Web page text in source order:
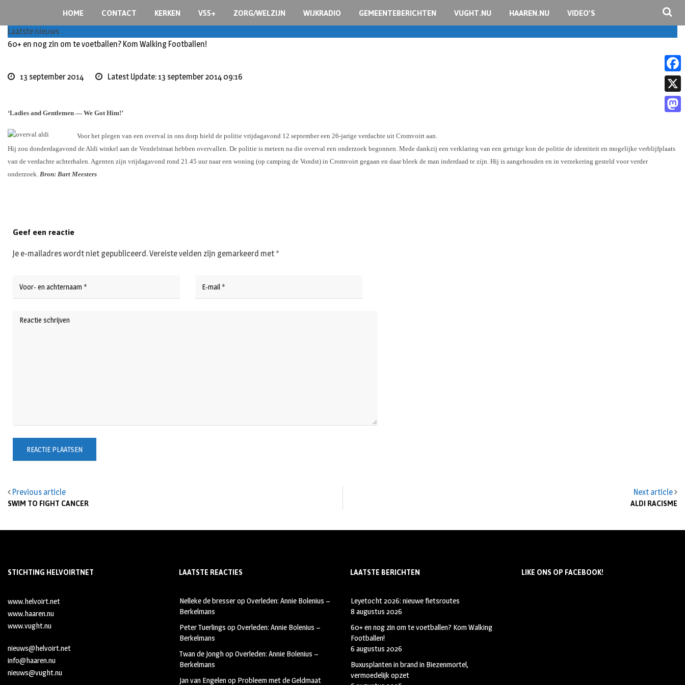
content
HOME CONTACT KERKEN V55+ ZORG/WELZIJN WIJKRADIO GEMEENTEBERICHTEN VUGHT.NU HAAREN.NU VIDEO’S
Laatste nieuws
60+ en nog zin om te voetballen? Kom Walking Footballen!
13 september 2014 Latest Update: 13 september 2014 09:16
‘Ladies and Gentlemen — We Got Him!’
Voor het plegen van een overval in ons dorp hield de politie vrijdagavond 12 september een 26-jarige verdachte uit Cromvoirt aan.
Hij zou donderdagavond de Aldi winkel aan de Vendelstraat hebben overvallen. De politie is meteen na die overval een onderzoek begonnen. Mede dankzij een verklaring van een getuige kon de politie de identiteit en mogelijke verblijfplaats
van de verdachte achterhalen. Agenten zijn vrijdagavond rond 21.45 uur naar een woning (op camping de Vondst) in Cromvoirt gegaan en daar bleek de man inderdaad te zijn. Hij is aangehouden en in verzekering gesteld voor verder
onderzoek. Bron: Bart Meesters
Previous article
SWIM TO FIGHT CANCER
Next article
ALDI RACISME
Geef een reactie
Je e-mailadres wordt niet gepubliceerd.Vereiste velden zijn gemarkeerd met *
STICHTING HELVOIRTNET
www.helvoirt.net
www.haaren.nu
www.vught.nu
nieuws@helvoirt.net
info@haaren.nu
nieuws@vught.nu
LAATSTE REACTIES
Nelleke de bresseropOverleden: Annie Bolenius –
Berkelmans
Peter Tuerlings opOverleden: Annie Bolenius –
Berkelmans
Twan de JonghopOverleden: Annie Bolenius –
Berkelmans
Jan van Engelenop Probleem met de Geldmaat
LAATSTE BERICHTEN
Leyetocht 2026: nieuwe fietsroutes
8 augustus 2026
60+ en nog zin om te voetballen? Kom Walking
Footballen!
6 augustus 2026
Buxusplanten in brand in Biezenmortel,
vermoedelijk opzet
LIKE ONS OP FACEBOOK!
F
a
c
X
s